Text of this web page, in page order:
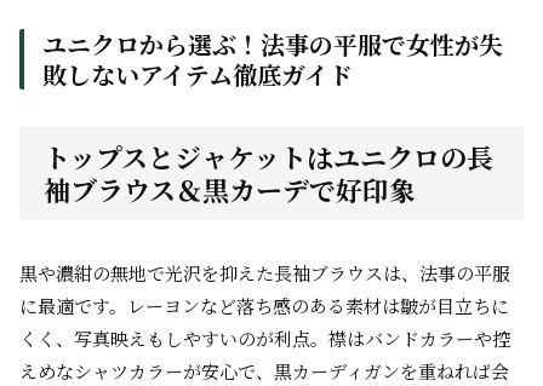
ユニクロから選ぶ！法事の平服で女性が失
敗しないアイテム徹底ガイド
トップスとジャケットはユニクロの長
袖ブラウス＆黒カーデで好印象
黒や濃紺の無地で光沢を抑えた長袖ブラウスは、法事の平服
に最適です。レーヨンなど落ち感のある素材は皺が目立ちに
くく、写真映えもしやすいのが利点。襟はバンドカラーや控
えめなシャツカラーが安心で、黒カーディガンを重ねれば会